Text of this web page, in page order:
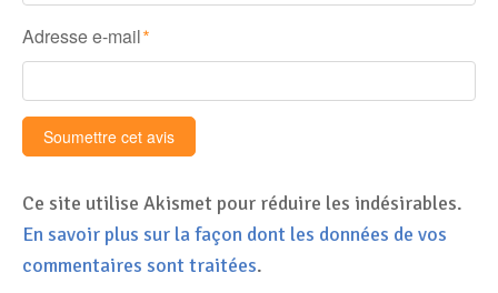
Adresse e-mail *
Ce site utilise Akismet pour réduire les indésirables.
En savoir plus sur la façon dont les données de vos
commentaires sont traitées.